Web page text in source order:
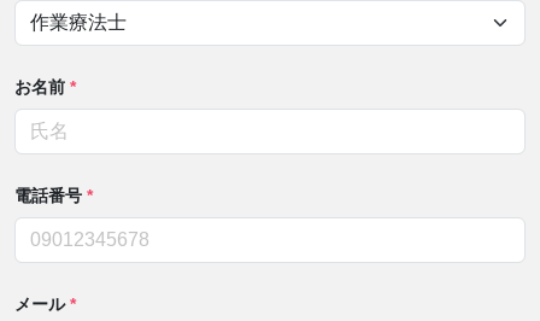
お名前 *
電話番号 *
メール*